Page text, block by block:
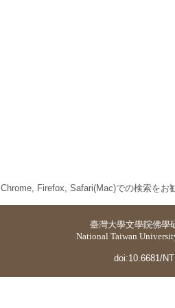
Chrome, Firefox, Safari(Mac)での検索をお
臺灣大學文學院佛學
National Taiwan
doi:10.6681/